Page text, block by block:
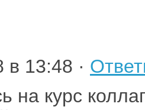
в 13:48 ·
на курс